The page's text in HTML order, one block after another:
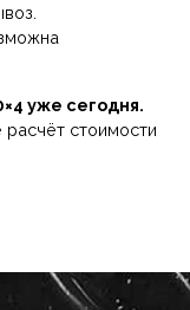
уже сегодня.
стоимости